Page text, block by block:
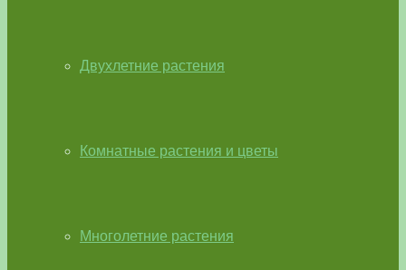
Двухлетние растения
Комнатные растения и цветы
Многолетние растения